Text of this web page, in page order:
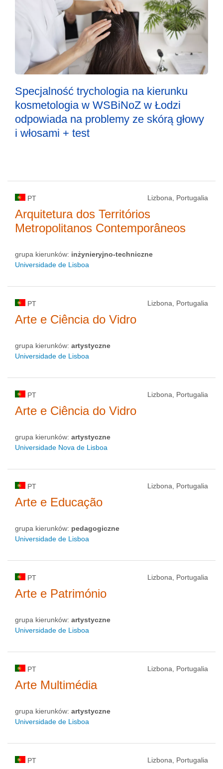
Specjalność trychologia na kierunku
kosmetologia w WSBiNoZ w Łodzi
odpowiada na problemy ze skórą głowy
i włosami + test
PT Lizbona, Portugalia
Arquitetura dos Territórios
Metropolitanos Contemporâneos
grupa kierunków: inżynieryjno-techniczne
Universidade de Lisboa
PT Lizbona, Portugalia
Arte e Ciência do Vidro
grupa kierunków: artystyczne
Universidade de Lisboa
PT Lizbona, Portugalia
Arte e Ciência do Vidro
grupa kierunków: artystyczne
Universidade Nova de Lisboa
PT Lizbona, Portugalia
Arte e Educação
grupa kierunków: pedagogiczne
Universidade de Lisboa
PT Lizbona, Portugalia
Arte e Património
grupa kierunków: artystyczne
Universidade de Lisboa
PT Lizbona, Portugalia
Arte Multimédia
grupa kierunków: artystyczne
Universidade de Lisboa
PT Lizbona, Portugalia